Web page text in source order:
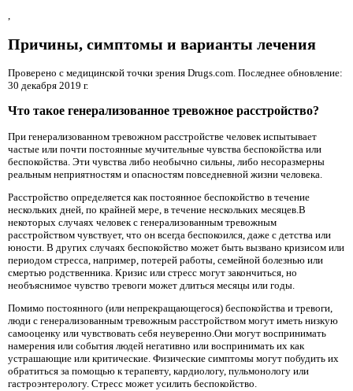
,
Причины, симптомы и варианты лечения
Проверено с медицинской точки зрения Drugs.com. Последнее обновление:
30 декабря 2019 г.
Что такое генерализованное тревожное расстройство?
При генерализованном тревожном расстройстве человек испытывает
частые или почти постоянные мучительные чувства беспокойства или
беспокойства. Эти чувства либо необычно сильны, либо несоразмерны
реальным неприятностям и опасностям повседневной жизни человека.
Расстройство определяется как постоянное беспокойство в течение
нескольких дней, по крайней мере, в течение нескольких месяцев.В
некоторых случаях человек с генерализованным тревожным
расстройством чувствует, что он всегда беспокоился, даже с детства или
юности. В других случаях беспокойство может быть вызвано кризисом или
периодом стресса, например, потерей работы, семейной болезнью или
смертью родственника. Кризис или стресс могут закончиться, но
необъяснимое чувство тревоги может длиться месяцы или годы.
Помимо постоянного (или непрекращающегося) беспокойства и тревоги,
люди с генерализованным тревожным расстройством могут иметь низкую
самооценку или чувствовать себя неуверенно.Они могут воспринимать
намерения или события людей негативно или воспринимать их как
устрашающие или критические. Физические симптомы могут побудить их
обратиться за помощью к терапевту, кардиологу, пульмонологу или
гастроэнтерологу. Стресс может усилить беспокойство.